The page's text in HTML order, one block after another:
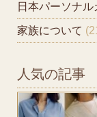
日本パーソナ
家族について
人気の記事